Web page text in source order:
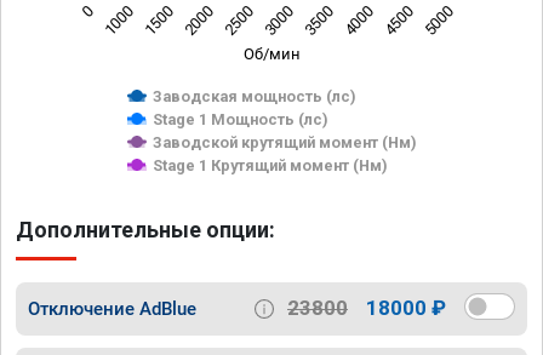
Об/мин
Заводская мощность (лс)
Stage 1 Мощность (лс)
Заводской крутящий момент (Нм)
Stage 1 Крутящий момент (Нм)
0 1000 1500 2000 2500 3000 3500 4000 4500 5000
Дополнительные опции:
Отключение AdBlue 23800 18000 ₽